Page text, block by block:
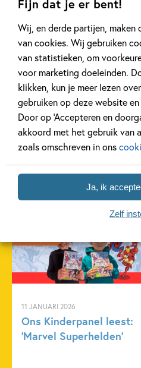
Fijn dat je er bent!
Wij, en derde partijen,
van cookies. Wij gebruiken
van statistieken, om
voor marketing doeleinden.
klikken, kun je meer lezen
gebruiken op deze website
Door op ‘Accepteren en
akkoord met het gebruik van
zoals omschreven in ons
Ja, ik
Zelf
geheel eigen, vaak
manier.
Gerelateerde
11 JANUARI 2026
Ons Kinderpanel leest:
‘Marvel Superhelden’